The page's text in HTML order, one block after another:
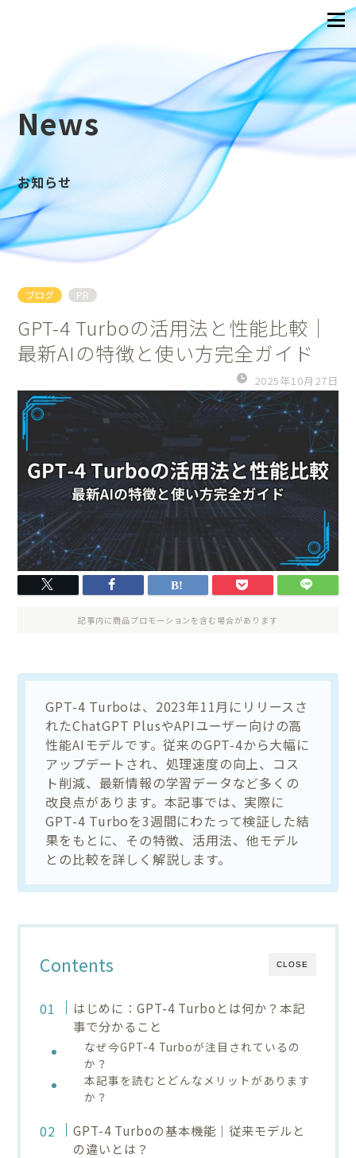
News
お知らせ
ブログ PR
GPT-4 Turboの活用法と性能比較｜
最新AIの特徴と使い方完全ガイド
2025年10月27日
記事内に商品プロモーションを含む場合があります
GPT-4 Turboは、2023年11月にリリースさ
れたChatGPT PlusやAPIユーザー向けの高
性能AIモデルです。従来のGPT-4から大幅に
アップデートされ、処理速度の向上、コス
ト削減、最新情報の学習データなど多くの
改良点があります。本記事では、実際に
GPT-4 Turboを3週間にわたって検証した結
果をもとに、その特徴、活用法、他モデル
との比較を詳しく解説します。
CLOSE
Contents
はじめに：GPT-4 Turboとは何か？本記
事で分かること
なぜ今GPT-4 Turboが注目されているの
か？
本記事を読むとどんなメリットがあります
か？
GPT-4 Turboの基本機能｜従来モデルと
の違いとは？